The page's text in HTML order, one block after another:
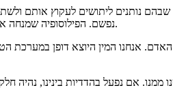
שבהם נותנים ליתושים לעקוץ אותם
נפשם. הפילוסופיה שמנחה אותם היא שלכל אחד יש זכות קיום ואסור להרוג אף יצור ולגזול ממנו את החיים. יש משהו בדבריהם.
אנחנו המין היוצא דופן במערכת
אם נפעל בהדדיות בינינו, נהיה